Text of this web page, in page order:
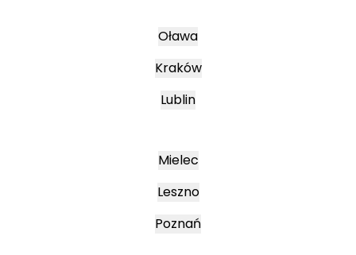
Oława
Kraków
Lublin
Mielec
Leszno
Poznań